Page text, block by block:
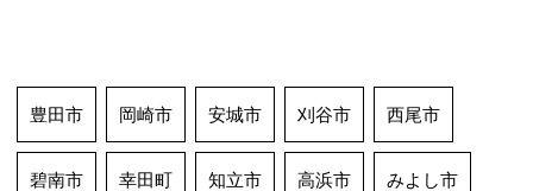
豊田市 岡崎市 安城市 刈谷市 西尾市
碧南市 幸田町 知立市 高浜市 みよし市